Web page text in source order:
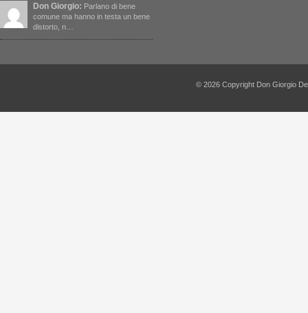
Don Giorgio: Parlano di bene
comune ma hanno in testa un bene
distorto, n…
© 2026 Copyright Don Giorgio